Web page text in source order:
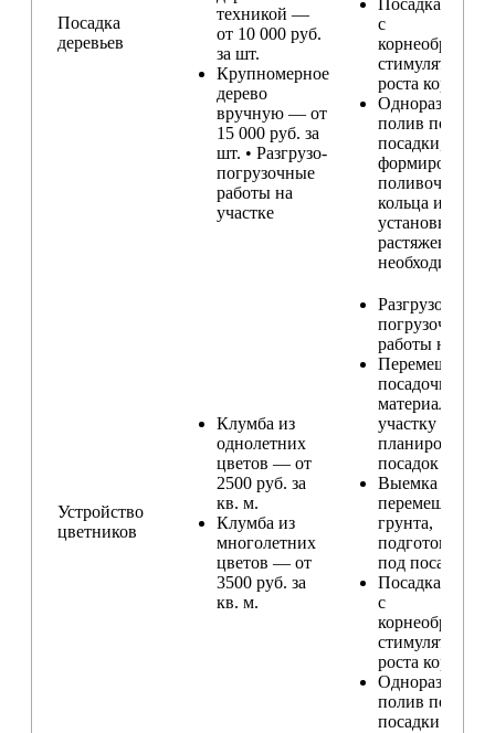
Посадка
деревьев
техникой —
от 10 000 руб.
за шт.
Крупномерное
дерево
вручную — от
15 000 руб. за
шт. • Разгрузо-
погрузочные
работы на
участке
Посадка
с
стимулятором
роста корней
Одноразовый
полив после
посадки,
формирование
поливочного
кольца и
установка
растяжек (при
Устройство
цветников
Клумба из
однолетних
цветов — от
2500 руб. за
кв. м.
Клумба из
многолетних
цветов — от
3500 руб. за
кв. м.
Разгрузо-
погрузочные
работы на
Перемещение
посадочного
материала по
участку и
планирование
посадок
Выемка и
перемещение
грунта,
подготовка
под посадку
Посадка
с
стимулятором
роста корней
Одноразовый
полив после
посадки